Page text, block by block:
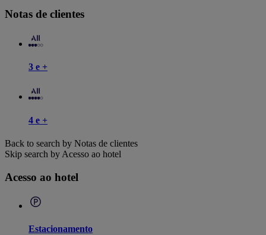
Notas de clientes
3 e +
4 e +
Back to search by Notas de clientes
Skip search by Acesso ao hotel
Acesso ao hotel
Estacionamento